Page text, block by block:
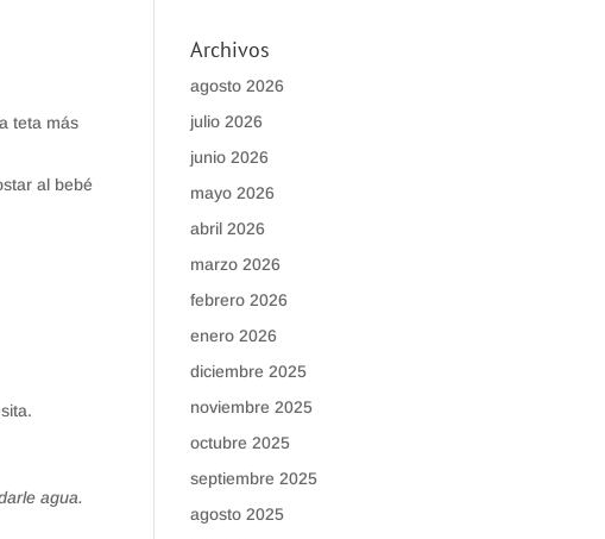
teta más
al bebé
agua.
Archivos
agosto 2026
julio 2026
junio 2026
mayo 2026
abril 2026
marzo 2026
febrero 2026
enero 2026
diciembre 2025
noviembre 2025
octubre 2025
septiembre 2025
agosto 2025